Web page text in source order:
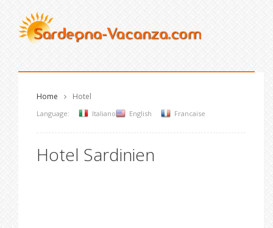
Home Hotel
Language: Italiano English Francaise
Hotel Sardinien